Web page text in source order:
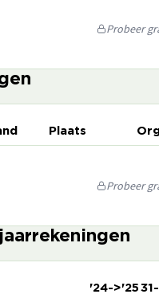
Probeer
Plaats
Probeer
'24->'25